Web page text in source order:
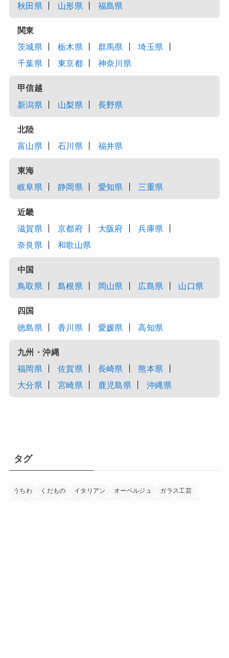
秋田県
山形県 福島県
関東
茨城県
栃木県 群馬県
埼玉県
千葉県
東京都 神奈川県
甲信越
新潟県
山梨県 長野県
北陸
富山県
石川県 福井県
東海
岐阜県
静岡県 愛知県 三重県
近畿
滋賀県
京都府 大阪府
兵庫県
奈良県
和歌山県
中国
鳥取県
島根県 岡山県 広島県 山口県
四国
徳島県
香川県 愛媛県 高知県
九州・沖縄
福岡県
佐賀県 長崎県
熊本県
大分県
宮崎県 鹿児島県 沖縄県
タグ
うちわ くだもの イタリアン オーベルジュ
ガラス工芸
モダンデザイン
リゾート